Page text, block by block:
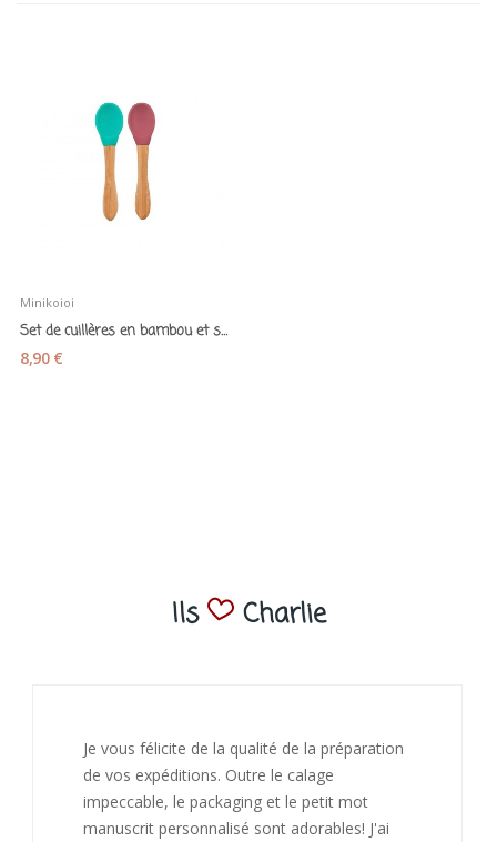
Minikoioi
Set de cuillères en bambou et silicone...
8,90 €
Ils Charlie
Je vous félicite de la qualité de la préparation
de vos expéditions. Outre le calage
impeccable, le packaging et le petit mot
manuscrit personnalisé sont adorables! J'ai